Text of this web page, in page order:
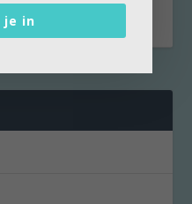
je in